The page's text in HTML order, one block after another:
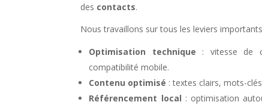
des contacts.
Nous travaillons sur tous les leviers
Optimisation technique : vitesse de
compatibilité mobile.
Contenu optimisé : textes clairs, mots-
Référencement local : optimisation